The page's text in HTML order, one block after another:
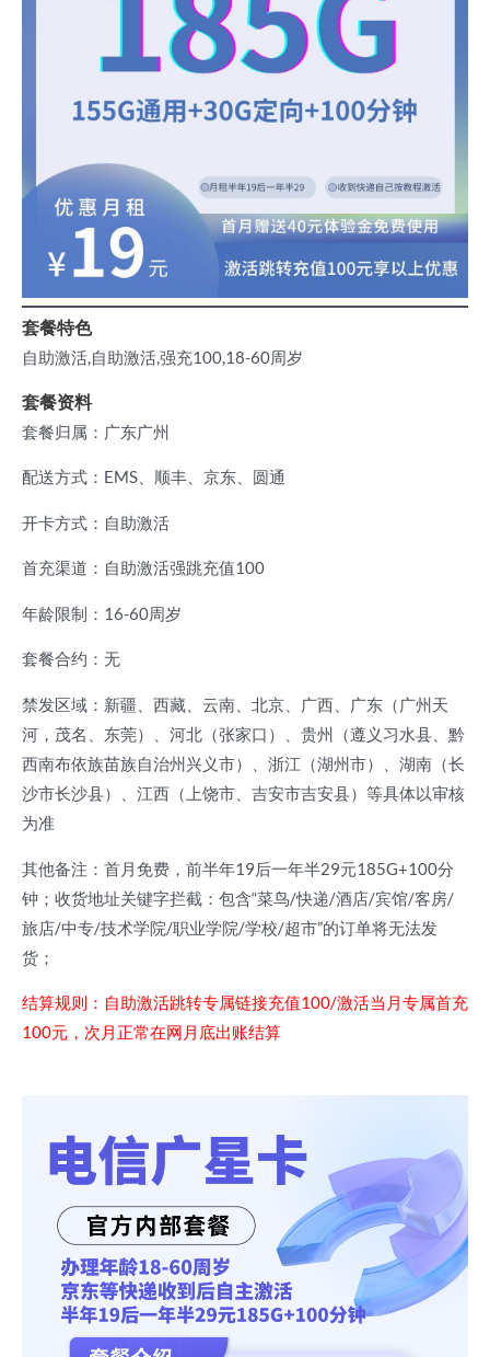
套餐特色
自助激活,自助激活,强充100,18-60周岁
套餐资料
套餐归属：广东广州
配送方式：EMS、顺丰、京东、圆通
开卡方式：自助激活
首充渠道：自助激活强跳充值100
年龄限制：16-60周岁
套餐合约：无
禁发区域：新疆、西藏、云南、北京、广西、广东（广州天
河，茂名、东莞）、河北（张家口）、贵州（遵义习水县、黔
西南布依族苗族自治州兴义市）、浙江（湖州市）、湖南（长
沙市长沙县）、江西（上饶市、吉安市吉安县）等具体以审核
为准
其他备注：首月免费，前半年19后一年半29元185G+100分
钟；收货地址关键字拦截：包含“菜鸟/快递/酒店/宾馆/客房/
旅店/中专/技术学院/职业学院/学校/超市”的订单将无法发
货；
结算规则：自助激活跳转专属链接充值100/激活当月专属首充
100元，次月正常在网月底出账结算